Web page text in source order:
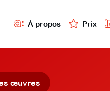
À propos Prix
œuvres